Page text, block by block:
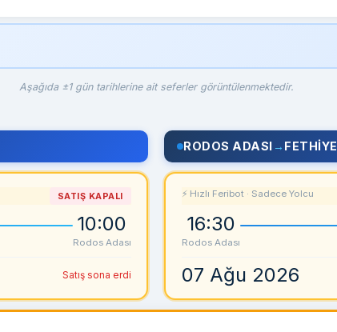
Aşağıda ±1 gün tarihlerine ait seferler görüntülenmektedir.
SATIŞ KAPALI
10:00
Rodos Adası
Satış sona erdi
RODOS ADASI → FETHIYE
⚡ Hızlı Feribot · Sadece Yolcu
16:30
Rodos Adası
07 Ağu 2026